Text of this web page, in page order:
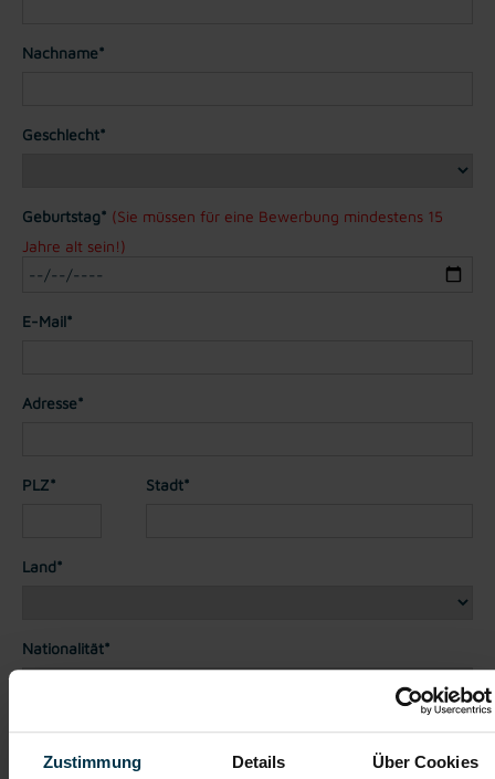
Zustimmung Details Über Cookies
Nachname*
Geschlecht*
Geburtstag* (Sie müssen für eine Bewerbung mindestens 15
Jahre alt sein!)
E-Mail*
Adresse*
PLZ* Stadt*
Land*
Nationalität*
Telefon*